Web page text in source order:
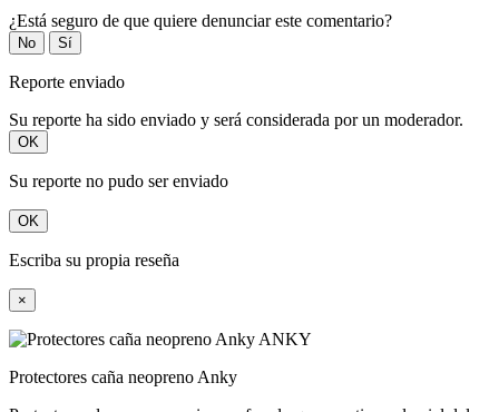
¿Está seguro de que quiere denunciar este comentario?
No Sí
Reporte enviado
Su reporte ha sido enviado y será considerada por un moderador.
OK
Su reporte no pudo ser enviado
OK
Escriba su propia reseña
×
Protectores caña neopreno Anky